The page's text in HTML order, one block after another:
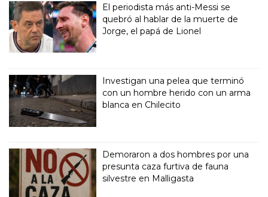
El periodista más anti-Messi se
quebró al hablar de la muerte de
Jorge, el papá de Lionel
Investigan una pelea que terminó
con un hombre herido con un arma
blanca en Chilecito
Demoraron a dos hombres por una
presunta caza furtiva de fauna
silvestre en Malligasta